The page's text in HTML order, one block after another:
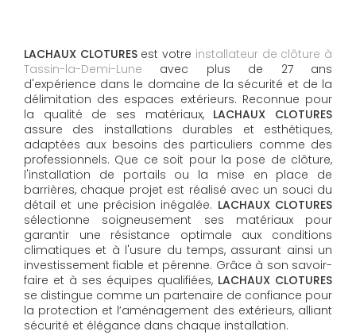
LACHAUX CLOTURESest votre installateur de clôture à
Tassin-la-Demi-Lune avec plus de 27 ans
d'expérience dans le domaine de la sécurité et de la
délimitation des espaces extérieurs. Reconnue pour
la qualité de ses matériaux, LACHAUX CLOTURES
assure des installations durables et esthétiques,
adaptées aux besoins des particuliers comme des
professionnels. Que ce soit pour la pose de clôture,
l'installation de portails ou la mise en place de
barrières, chaque projet est réalisé avec un souci du
détail et une précision inégalée. LACHAUX CLOTURES
sélectionne soigneusement ses matériaux pour
garantir une résistance optimale aux conditions
climatiques et à l'usure du temps, assurant ainsi un
investissement fiable et pérenne. Grâce à son savoir-
faire et à ses équipes qualifiées, LACHAUX CLOTURES​​​​​​​
se distingue comme un partenaire de confiance pour
la protection et l’aménagement des extérieurs, alliant
sécurité et élégance dans chaque installation.